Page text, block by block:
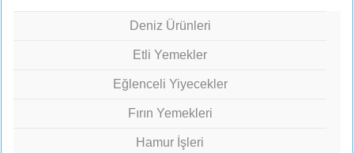
Deniz Ürünleri
Etli Yemekler
Eğlenceli Yiyecekler
Fırın Yemekleri
Hamur İşleri